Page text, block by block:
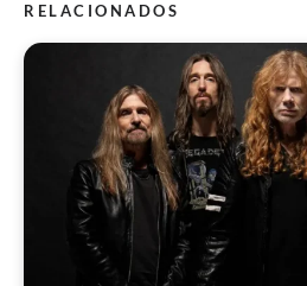
RELACIONADOS